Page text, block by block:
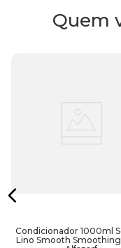
Quem
Condicionador 1000ml
Lino Smooth